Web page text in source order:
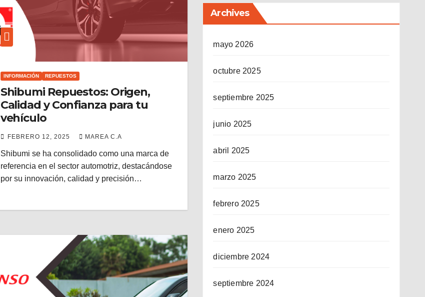
INFORMACIÓN REPUESTOS
Shibumi Repuestos: Origen,
Calidad y Confianza para tu
vehículo
FEBRERO 12, 2025 MAREA C.A
Shibumi se ha consolidado como una marca de
referencia en el sector automotriz, destacándose
por su innovación, calidad y precisión…
Archives
mayo 2026
octubre 2025
septiembre 2025
junio 2025
abril 2025
marzo 2025
febrero 2025
enero 2025
diciembre 2024
septiembre 2024